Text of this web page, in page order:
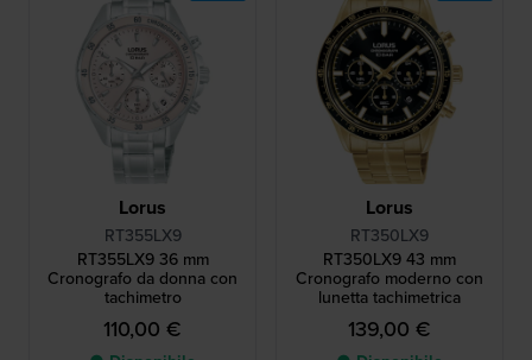
Lorus
RT355LX9
RT355LX9 36 mm
Cronografo da donna con
tachimetro
110,00 €
Lorus
RT350LX9
RT350LX9 43 mm
Cronografo moderno con
lunetta tachimetrica
139,00 €